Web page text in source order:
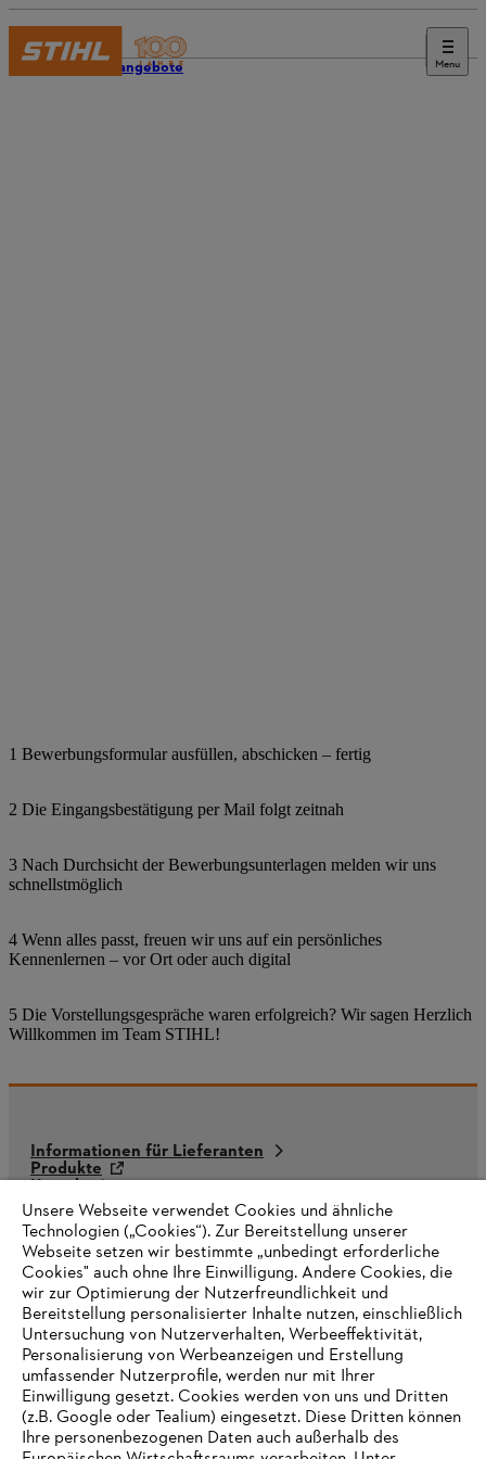
Menu
Stellenangebote
1 Bewerbungsformular ausfüllen, abschicken – fertig
2 Die Eingangsbestätigung per Mail folgt zeitnah
3 Nach Durchsicht der Bewerbungsunterlagen melden wir uns
schnellstmöglich
4 Wenn alles passt, freuen wir uns auf ein persönliches
Kennenlernen – vor Ort oder auch digital
5 Die Vorstellungsgespräche waren erfolgreich? Wir sagen Herzlich
Willkommen im Team STIHL!
Informationen für Lieferanten
Produkte
Kontakt
Karriere
Hinweisgebersystem
Unsere Webseite verwendet Cookies und ähnliche
Technologien („Cookies“). Zur Bereitstellung unserer
Webseite setzen wir bestimmte „unbedingt erforderliche
Cookies" auch ohne Ihre Einwilligung. Andere Cookies, die
wir zur Optimierung der Nutzerfreundlichkeit und
Bereitstellung personalisierter Inhalte nutzen, einschließlich
Untersuchung von Nutzerverhalten, Werbeeffektivität,
Personalisierung von Werbeanzeigen und Erstellung
umfassender Nutzerprofile, werden nur mit Ihrer
Einwilligung gesetzt. Cookies werden von uns und Dritten
(z.B. Google oder Tealium) eingesetzt. Diese Dritten können
Ihre personenbezogenen Daten auch außerhalb des